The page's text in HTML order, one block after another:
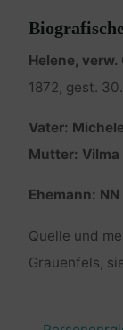
Helene,
1872, gest.
Vater:
Mutter: Vilma
Ehemann:
Quelle und
Grauenfels,